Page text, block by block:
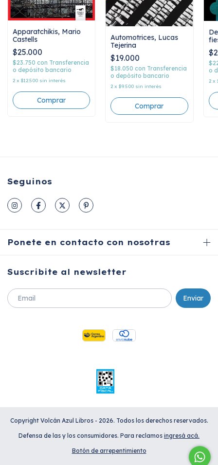
Apparatchikis, Mario
Castells
$25.000
$23.750 con Transferencia
o depósito bancario
2 x $12.500 sin interés
Automotrices, Lucas
Tejerina
$19.000
$18.050con Transferencia
o depósito bancario
2 x$9.500 sin interés
o
2 x
Seguinos
Ponete en contacto con nosotras
Suscribite al newsletter
Copyright Volcán Azul Libros - 2026. Todos los derechos reservados.
Defensa de las y los consumidores. Para reclamos ingresá acá.
Botón de arrepentimiento